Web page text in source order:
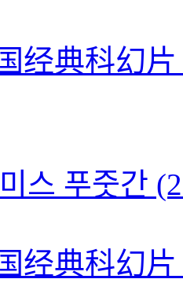
经典科幻
스 푸줏간
经典科幻